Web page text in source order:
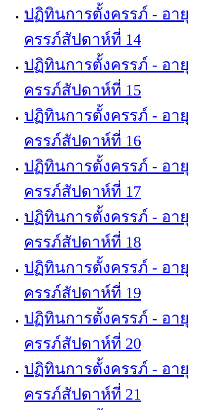
ปฏิทินการตั้งครรภ์ - อายุ
ครรภ์สัปดาห์ที่ 14
ปฏิทินการตั้งครรภ์ - อายุ
ครรภ์สัปดาห์ที่ 15
ปฏิทินการตั้งครรภ์ - อายุ
ครรภ์สัปดาห์ที่ 16
ปฏิทินการตั้งครรภ์ - อายุ
ครรภ์สัปดาห์ที่ 17
ปฏิทินการตั้งครรภ์ - อายุ
ครรภ์สัปดาห์ที่ 18
ปฏิทินการตั้งครรภ์ - อายุ
ครรภ์สัปดาห์ที่ 19
ปฏิทินการตั้งครรภ์ - อายุ
ครรภ์สัปดาห์ที่ 20
ปฏิทินการตั้งครรภ์ - อายุ
ครรภ์สัปดาห์ที่ 21